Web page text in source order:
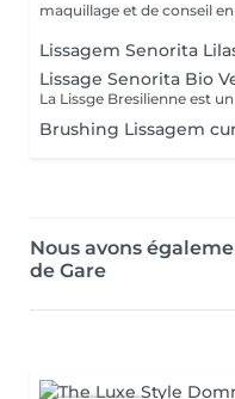
maquillage et de conseil en
Lissagem Senorita
Lissage Senorita Bio
Brushing Lissagem
Nous avons
de Gare